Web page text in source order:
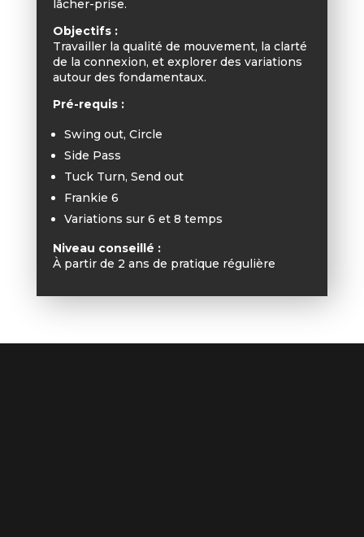
lâcher-prise.
Objectifs :
Travailler la qualité de mouvement, la clarté
de la connexion, et explorer des variations
autour des fondamentaux.
Pré-requis :
Swing out, Circle
Side Pass
Tuck Turn, Send out
Frankie 6
Variations sur 6 et 8 temps
Niveau conseillé :
À partir de 2 ans de pratique régulière